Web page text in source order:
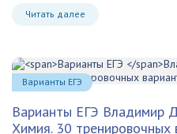
Читать далее
Варианты ЕГЭ Владимир
Химия. 30 тренировочных
Варианты ЕГЭ